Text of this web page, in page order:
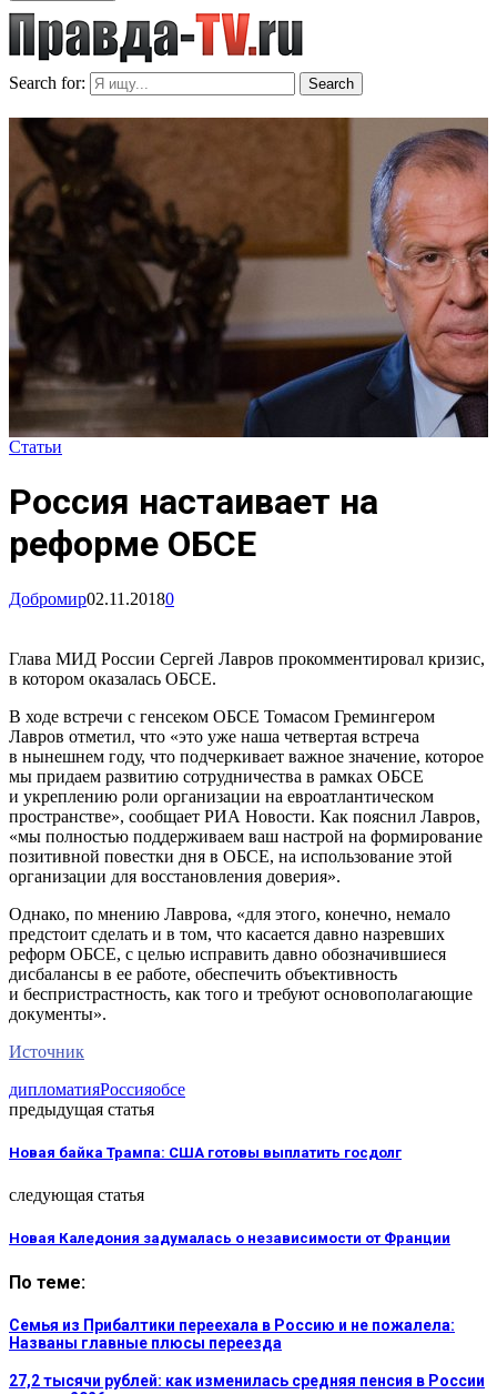
Search for: Search
Статьи
Россия настаивает на
реформе ОБСЕ
Добромир02.11.20180
Глава МИД России Сергей Лавров прокомментировал кризис,
в котором оказалась ОБСЕ.
В ходе встречи с генсеком ОБСЕ Томасом Гремингером
Лавров отметил, что «это уже наша четвертая встреча
в нынешнем году, что подчеркивает важное значение, которое
мы придаем развитию сотрудничества в рамках ОБСЕ
и укреплению роли организации на евроатлантическом
пространстве», сообщает РИА Новости. Как пояснил Лавров,
«мы полностью поддерживаем ваш настрой на формирование
позитивной повестки дня в ОБСЕ, на использование этой
организации для восстановления доверия».
Однако, по мнению Лаврова, «для этого, конечно, немало
предстоит сделать и в том, что касается давно назревших
реформ ОБСЕ, с целью исправить давно обозначившиеся
дисбалансы в ее работе, обеспечить объективность
и беспристрастность, как того и требуют основополагающие
документы».
Источник
дипломатияРоссияобсе
предыдущая статья
Новая байка Трампа: США готовы выплатить госдолг
следующая статья
Новая Каледония задумалась о независимости от Франции
По теме:
Семья из Прибалтики переехала в Россию и не пожалела:
Названы главные плюсы переезда
27,2 тысячи рублей: как изменилась средняя пенсия в России